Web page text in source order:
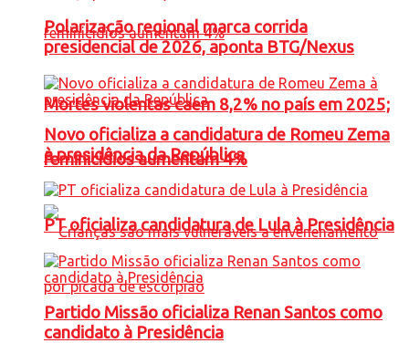
Mortes violentas caem 8,2% no país em 2025;
feminicídios aumentam 4%
Polarização regional marca corrida
presidencial de 2026, aponta BTG/Nexus
Novo oficializa a candidatura de Romeu Zema
à presidência da República
PT oficializa candidatura de Lula à Presidência
Partido Missão oficializa Renan Santos como
candidato à Presidência